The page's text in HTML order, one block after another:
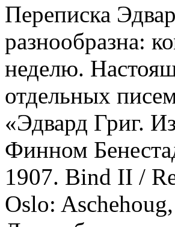
Переписка
разнообразна:
неделю.
отдельных
«Эдвард Григ.
Финном
1907. Bind II /
Oslo: